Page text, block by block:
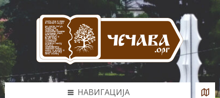
Skip
to
content
Skip
to
left
sidebar
Skip
to
right
sidebar
Skip
to
footer
НАВИГАЦИЈА